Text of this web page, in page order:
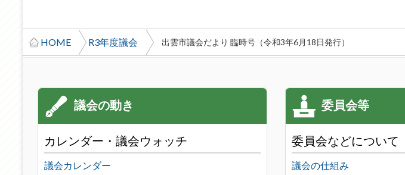
HOME R3年度議会 出雲市議会だより 臨時号（令和3年6月18日発行）
カレンダー・議会ウォッチ
議会カレンダー
委員会などについて
議会の仕組み